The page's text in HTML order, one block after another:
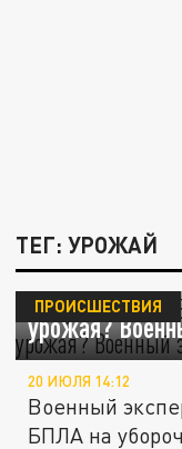
ТЕГ: УРОЖАЙ
Могут ли
урожая?
ПРОИСШЕСТВИЯ
20 ИЮЛЯ 14:12
Военный
БПЛА на